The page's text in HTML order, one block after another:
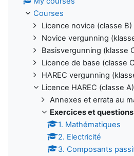
Courses
Licence novice (classe B)
Novice vergunning
Basisvergunning (klasse
Licence de base (classe
HAREC vergunning
Licence HAREC (classe A)
Annexes et errata au
Exercices et questions
1. Mathématiques
2. Electricité
3. Composants